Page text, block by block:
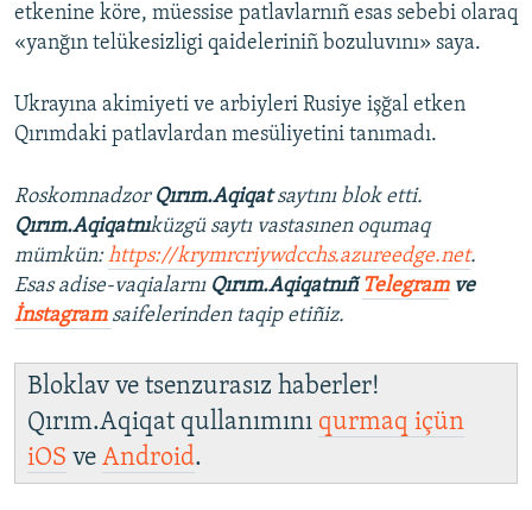
etkenine köre, müessise patlavlarnıñ esas sebebi olaraq
«yanğın telükesizligi qaideleriniñ bozuluvını» saya.
Ukrayına akimiyeti ve arbiyleri Rusiye işğal etken
Qırımdaki patlavlardan mesüliyetini tanımadı.
Roskomnadzor Qırım.Aqiqatsaytını blok etti.
Qırım.Aqiqatnıküzgü saytı vastasınen oqumaq
mümkün:https://krymrcriywdcchs.azureedge.net.
Esas adise-vaqialarnı Qırım.Aqiqatnıñ Telegramve
İnstagram saifelerinden taqip etiñiz.
Bloklav ve tsenzurasız haberler!
Qırım.Aqiqat qullanımını qurmaq içün
iOS ve Android.